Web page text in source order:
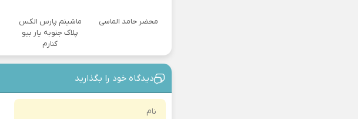
محضر حامد الماسی
ماشینم پارس الکس
پلاک جنوبه یار بیو
کنارم
دیدگاه خود را بگذارید